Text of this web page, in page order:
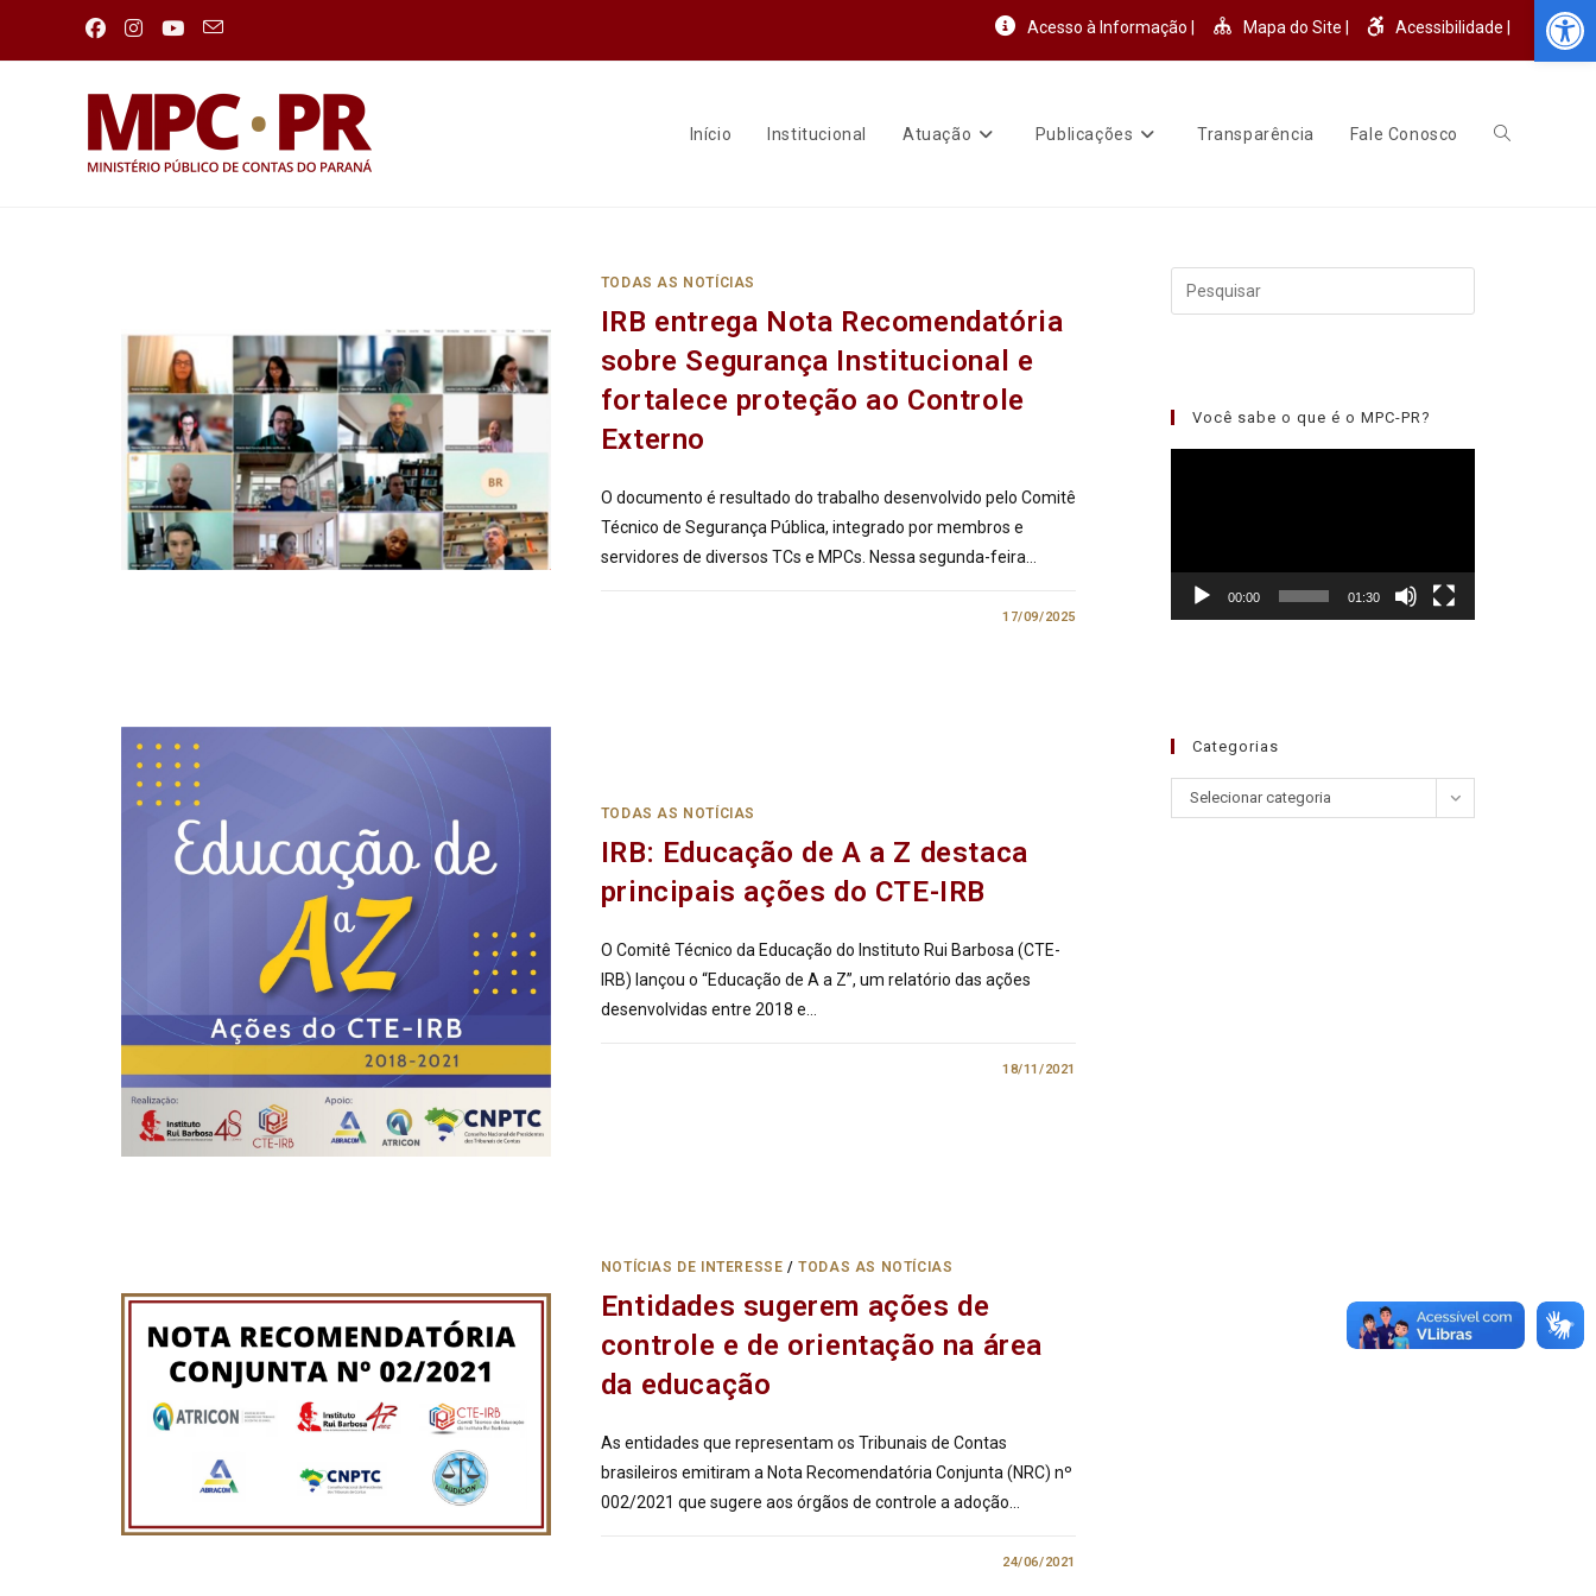
Acesso à Informação | Mapa do Site | Acessibilidade |
Início Institucional Atuação Publicações Transparência Fale Conosco
TODAS AS NOTÍCIAS
IRB entrega Nota Recomendatória
sobre Segurança Institucional e
fortalece proteção ao Controle
Externo
O documento é resultado do trabalho desenvolvido pelo Comitê
Técnico de Segurança Pública, integrado por membros e
servidores de diversos TCs e MPCs. Nessa segunda-feira…
17/09/2025
TODAS AS NOTÍCIAS
IRB: Educação de A a Z destaca
principais ações do CTE-IRB
O Comitê Técnico da Educação do Instituto Rui Barbosa (CTE-
IRB) lançou o “Educação de A a Z”, um relatório das ações
desenvolvidas entre 2018 e…
18/11/2021
NOTÍCIAS DE INTERESSE /TODAS AS NOTÍCIAS
Entidades sugerem ações de
controle e de orientação na área
da educação
As entidades que representam os Tribunais de Contas
brasileiros emitiram a Nota Recomendatória Conjunta (NRC) nº
002/2021 que sugere aos órgãos de controle a adoção…
24/06/2021
Você sabe o que é o MPC-PR?
00:00 01:30
Categorias
Selecionar categoria